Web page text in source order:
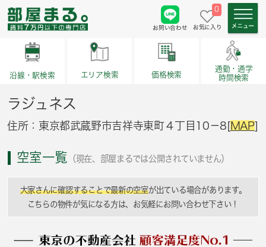
お問い合わせ
0
お気に入り
沿線・駅検索 エリア検索 価格検索
通勤・通学
時間検索
ラジュネス
住所：東京都武蔵野市吉祥寺東町４丁目10－8[MAP]
空室一覧 （現在、部屋まるでは公開されていません）
大家さんに確認することで最新の空室が出ている場合があります。
こちらの物件が気になる方は、お気軽にお問い合わせ下さい！